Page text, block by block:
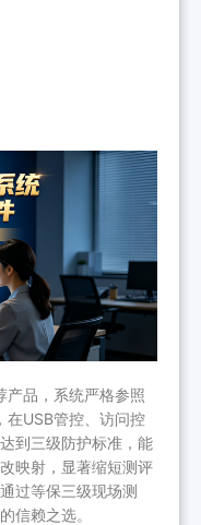
产品，系统严格参照
在USB管控、访问控
到三级防护标准，能
映射，显著缩短测评
过等保三级现场测
信赖之选。